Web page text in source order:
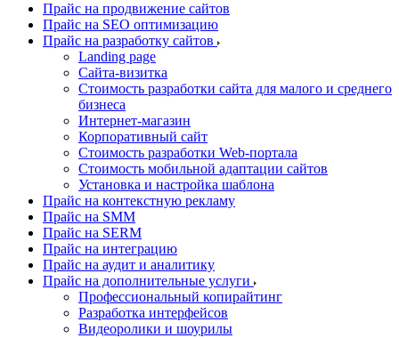
Прайс на продвижение сайтов
Прайс на SEO оптимизацию
Прайс на разработку сайтов
Landing page
Cайта-визитка
Стоимость разработки сайта для малого и среднего
бизнеса
Интернет-магазин
Корпоративный сайт
Стоимость разработки Web-портала
Стоимость мобильной адаптации сайтов
Установка и настройка шаблона
Прайс на контекстную рекламу
Прайс на SMM
Прайс на SERM
Прайс на интеграцию
Прайс на аудит и аналитику
Прайс на дополнительные услуги
Профессиональный копирайтинг
Разработка интерфейсов
Видеоролики и шоурилы